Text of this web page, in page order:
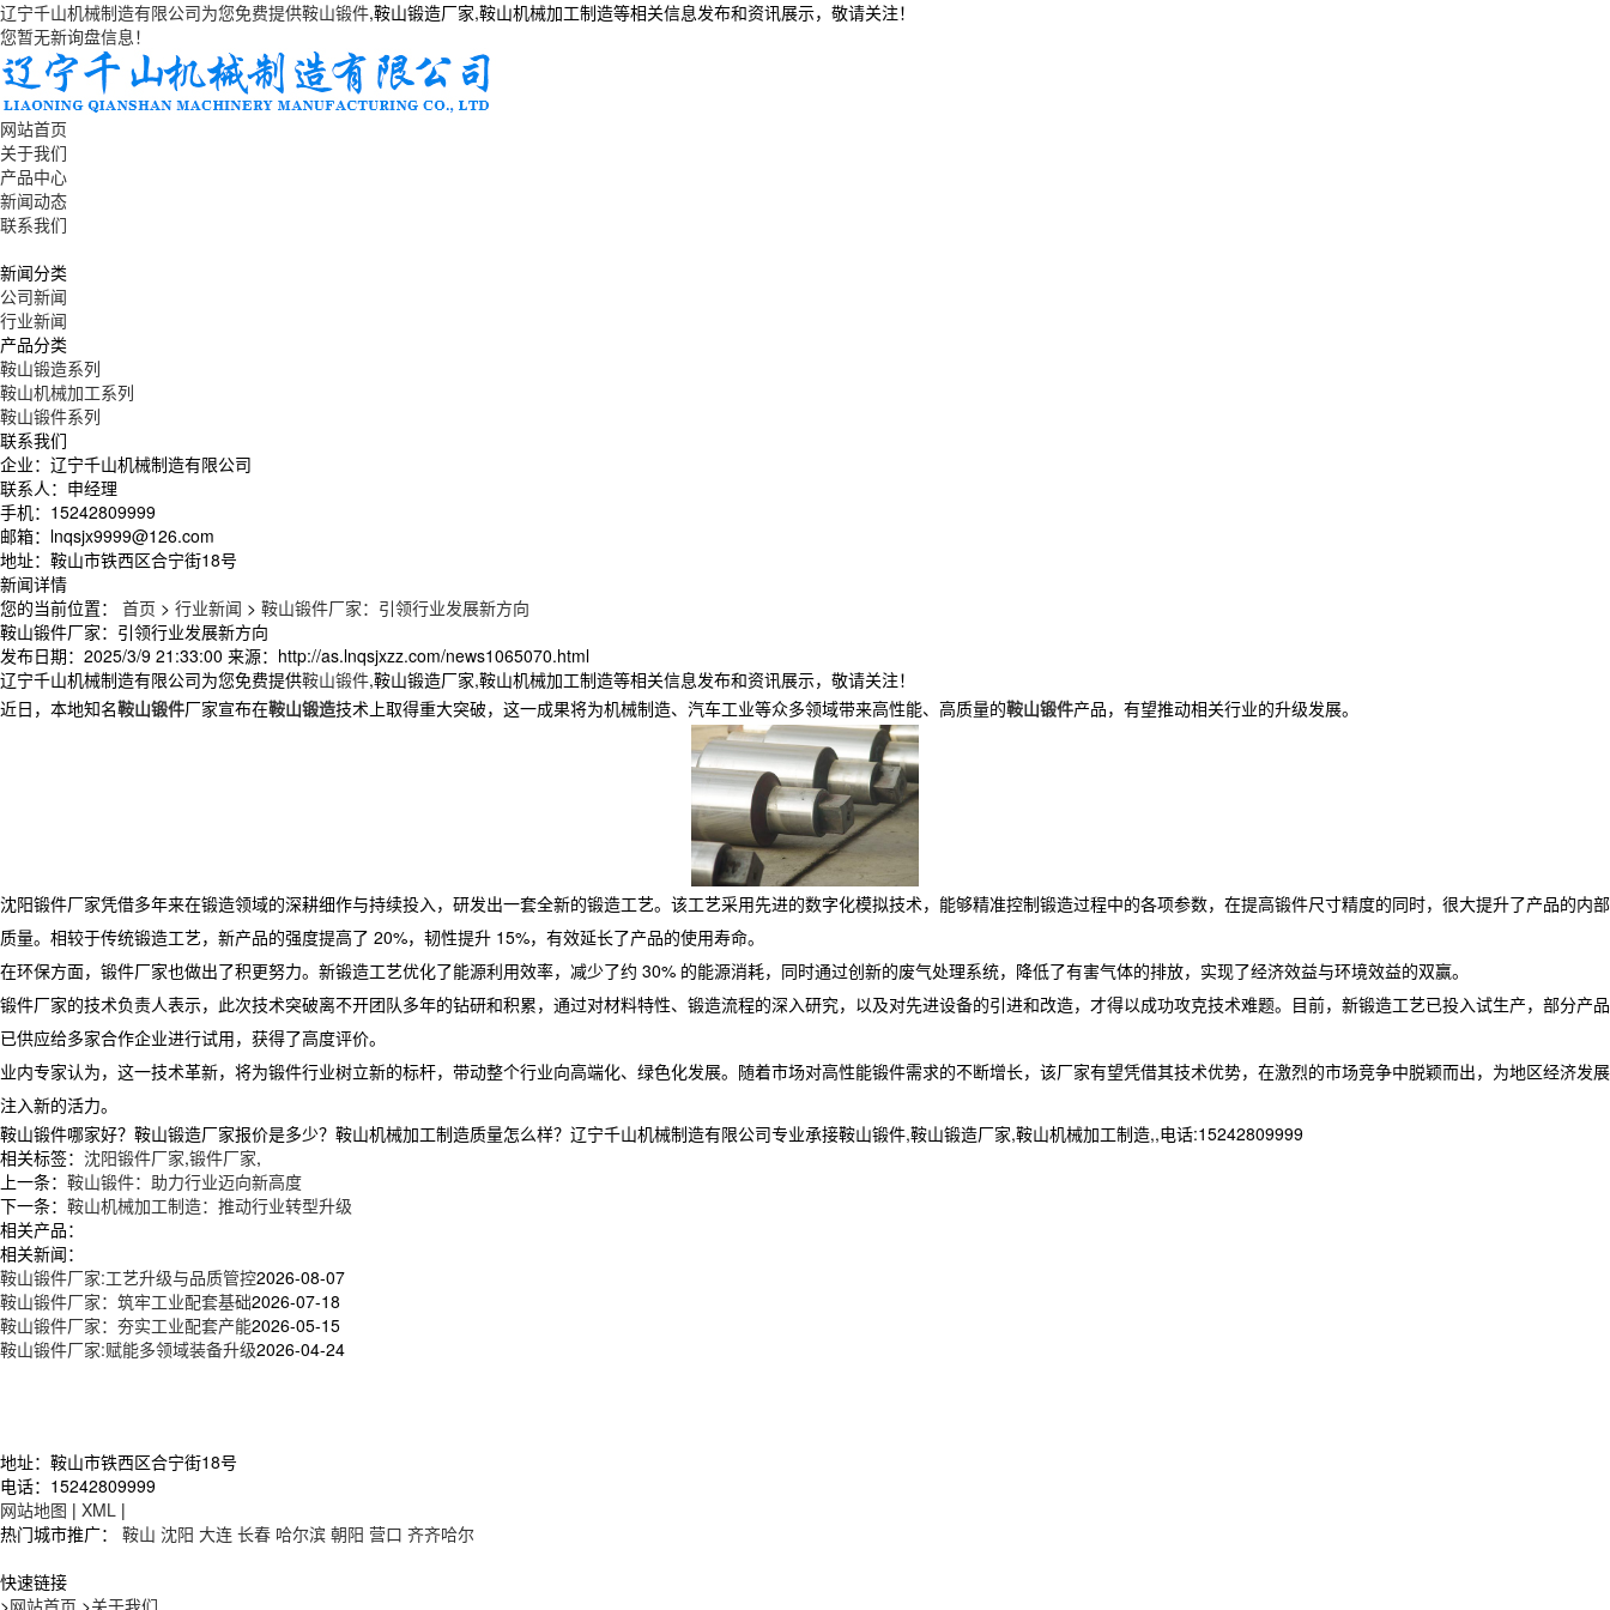
辽宁千山机械制造有限公司为您免费提供鞍山锻件,鞍山锻造厂家,鞍山机械加工制造等相关信息发布和资讯展示，敬请关注！
您暂无新询盘信息！
网站首页
关于我们
产品中心
新闻动态
联系我们
新闻分类
公司新闻
行业新闻
产品分类
鞍山锻造系列
鞍山机械加工系列
鞍山锻件系列
联系我们
企业：辽宁千山机械制造有限公司
联系人：申经理
手机：15242809999
邮箱：lnqsjx9999@126.com
地址：鞍山市铁西区合宁街18号
新闻详情
您的当前位置： 首页 > 行业新闻 > 鞍山锻件厂家：引领行业发展新方向
鞍山锻件厂家：引领行业发展新方向
发布日期： 2025/3/9 21:33:00 来源： http://as.lnqsjxzz.com/news1065070.html
辽宁千山机械制造有限公司为您免费提供鞍山锻件,鞍山锻造厂家,鞍山机械加工制造等相关信息发布和资讯展示，敬请关注！
近日，本地知名鞍山锻件厂家宣布在鞍山锻造技术上取得重大突破，这一成果将为机械制造、汽车工业等众多领域带来高性能、高质量的鞍山锻件产品，有望推动相关行业的升级发展。​
沈阳锻件厂家凭借多年来在锻造领域的深耕细作与持续投入，研发出一套全新的锻造工艺。该工艺采用先进的数字化模拟技术，能够精准控制锻造过程中的各项参数，在提高锻件尺寸精度的同时，很大提升了产品的内部
质量。相较于传统锻造工艺，新产品的强度提高了 20%，韧性提升 15%，有效延长了产品的使用寿命。​
在环保方面，锻件厂家也做出了积更努力。新锻造工艺优化了能源利用效率，减少了约 30% 的能源消耗，同时通过创新的废气处理系统，降低了有害气体的排放，实现了经济效益与环境效益的双赢。
​ 锻件厂家的技术负责人表示，此次技术突破离不开团队多年的钻研和积累，通过对材料特性、锻造流程的深入研究，以及对先进设备的引进和改造，才得以成功攻克技术难题。目前，新锻造工艺已投入试生产，部分产品
已供应给多家合作企业进行试用，获得了高度评价。
​ 业内专家认为，这一技术革新，将为锻件行业树立新的标杆，带动整个行业向高端化、绿色化发展。随着市场对高性能锻件需求的不断增长，该厂家有望凭借其技术优势，在激烈的市场竞争中脱颖而出，为地区经济发展
注入新的活力。​
鞍山锻件哪家好？鞍山锻造厂家报价是多少？鞍山机械加工制造质量怎么样？辽宁千山机械制造有限公司专业承接鞍山锻件,鞍山锻造厂家,鞍山机械加工制造,,电话:15242809999
相关标签： 沈阳锻件厂家,锻件厂家,
上一条： 鞍山锻件：助力行业迈向新高度​
下一条： 鞍山机械加工制造：推动行业转型升级
相关产品：
相关新闻：
鞍山锻件厂家:工艺升级与品质管控2026-08-07
鞍山锻件厂家：筑牢工业配套基础2026-07-18
鞍山锻件厂家：夯实工业配套产能2026-05-15
鞍山锻件厂家:赋能多领域装备升级2026-04-24
地址：鞍山市铁西区合宁街18号
电话：15242809999
网站地图 | XML |
热门城市推广： 鞍山 沈阳 大连 长春 哈尔滨 朝阳 营口 齐齐哈尔
快速链接